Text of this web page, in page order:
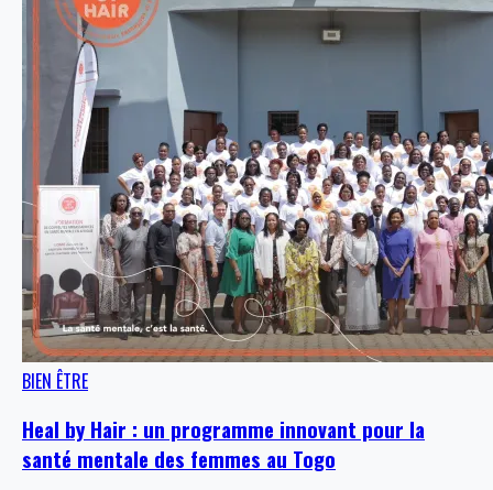
BIEN ÊTRE
Heal by Hair : un programme innovant pour la
santé mentale des femmes au Togo